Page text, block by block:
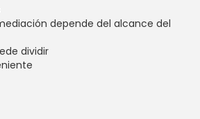
depende del alcance del
dividir